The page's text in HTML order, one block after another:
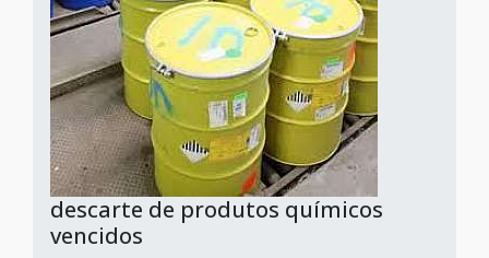
descarte de produtos químicos
vencidos